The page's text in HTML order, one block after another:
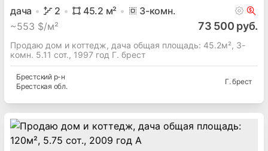
дача 2 45.2 м² 3-комн.
~553 $/м² 73 500 руб.
Продаю дом и коттедж, дача общая площадь: 45.2м², 3-
комн. 5.11 сот., 1997 год Г. брест
Брестский р-н
Брестская обл.
Г. брест